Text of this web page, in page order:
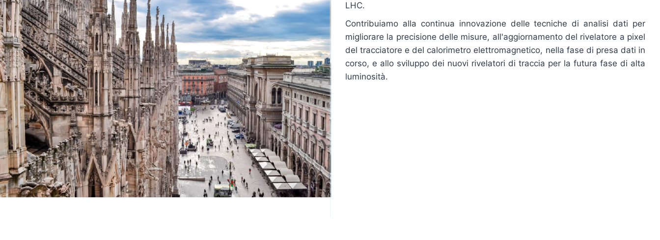
LHC.
Contribuiamo alla continua innovazione delle tecniche di analisi dati per
migliorare la precisione delle misure, all'aggiornamento del rivelatore a pixel
del tracciatore e del calorimetro elettromagnetico, nella fase di presa dati in
corso, e allo sviluppo dei nuovi rivelatori di traccia per la futura fase di alta
luminosità.